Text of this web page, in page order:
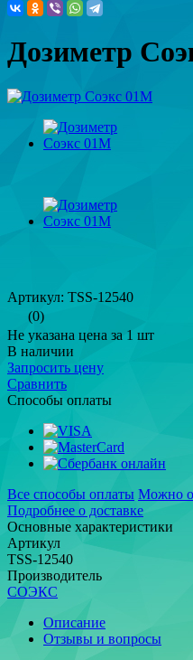
Дозиметр
Артикул: TSS-12540
(0)
Не указана цена за 1 шт
В наличии
Запросить цену
Сравнить
Способы оплаты
Все способы оплаты Можно
Подробнее о доставке
Основные характеристики
Артикул
TSS-12540
Производитель
СОЭКС
Описание
Отзывы и вопросы